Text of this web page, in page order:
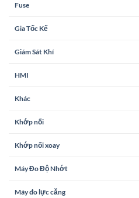
Fuse
Gia Tốc Kế
Giám Sát Khí
HMI
Khác
Khớp nối
Khớp nối xoay
Máy Đo Độ Nhớt
Máy đo lực căng